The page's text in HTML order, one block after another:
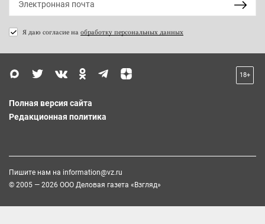
Я даю согласие на обработку персональных данных
18+
Полная версия сайта
Редакционная политика
Пишите нам на information@vz.ru
© 2005 — 2026 ООО Деловая газета «Взгляд»